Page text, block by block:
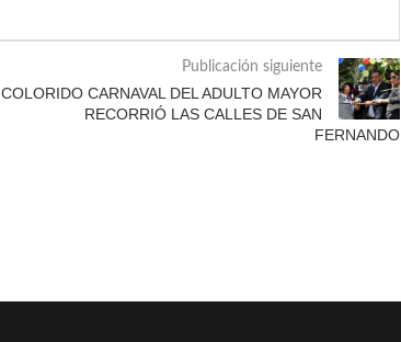
Publicación siguiente
COLORIDO CARNAVAL DEL ADULTO MAYOR
RECORRIÓ LAS CALLES DE SAN
FERNANDO